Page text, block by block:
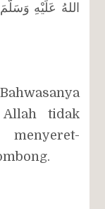
اللهُ عَلَيْهِ
Allah tidak